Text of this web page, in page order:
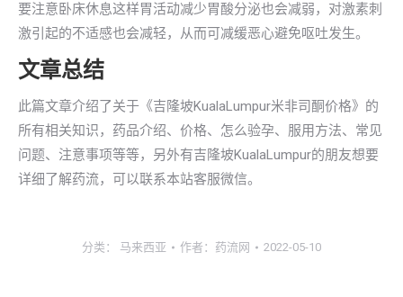
要注意卧床休息这样胃活动减少胃酸分泌也会减弱，对激素刺
激引起的不适感也会减轻，从而可减缓恶心避免呕吐发生。
文章总结
此篇文章介绍了关于《吉隆坡KualaLumpur米非司酮价格》的
所有相关知识，药品介绍、价格、怎么验孕、服用方法、常见
问题、注意事项等等，另外有吉隆坡KualaLumpur的朋友想要
详细了解药流，可以联系本站客服微信。
分类： 马来西亚 作者： 药流网 2022-05-10